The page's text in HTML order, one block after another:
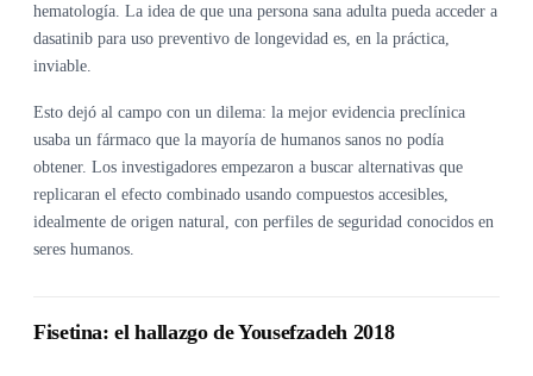
hematología. La idea de que una persona sana adulta pueda acceder a
dasatinib para uso preventivo de longevidad es, en la práctica,
inviable.
Esto dejó al campo con un dilema: la mejor evidencia preclínica
usaba un fármaco que la mayoría de humanos sanos no podía
obtener. Los investigadores empezaron a buscar alternativas que
replicaran el efecto combinado usando compuestos accesibles,
idealmente de origen natural, con perfiles de seguridad conocidos en
seres humanos.
Fisetina: el hallazgo de Yousefzadeh 2018